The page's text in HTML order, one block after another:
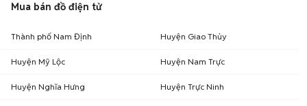
Mua bán đồ điện tử
Thành phố Nam Định Huyện Giao Thủy
Huyện Mỹ Lộc Huyện Nam Trực
Huyện Nghĩa Hưng Huyện Trực Ninh